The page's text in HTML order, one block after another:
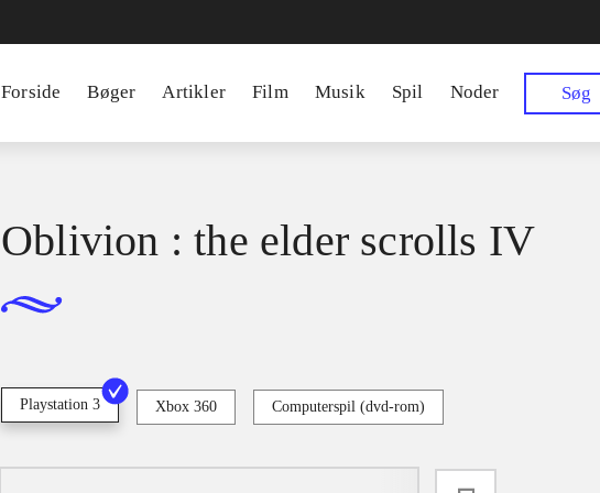
Forside Bøger Artikler Film Musik Spil Noder Søg
Oblivion : the elder scrolls IV
Playstation 3 Xbox 360 Computerspil (dvd-rom)